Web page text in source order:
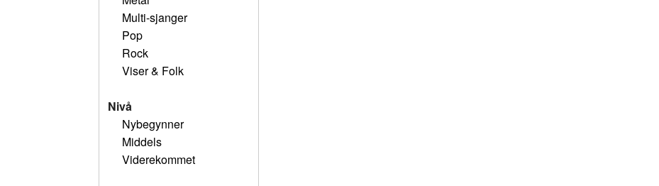
Multi-sjanger
Pop
Rock
Viser & Folk
Nivå
Nybegynner
Middels
Viderekommet